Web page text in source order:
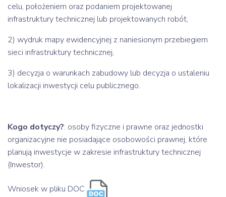
celu, położeniem oraz podaniem projektowanej
infrastruktury technicznej lub projektowanych robót,
2) wydruk mapy ewidencyjnej z naniesionym przebiegiem
sieci infrastruktury technicznej,
3) decyzja o warunkach zabudowy lub decyzja o ustaleniu
lokalizacji inwestycji celu publicznego.
Kogo dotyczy?: osoby fizyczne i prawne oraz jednostki
organizacyjne nie posiadające osobowości prawnej, które
planują inwestycje w zakresie infrastruktury technicznej
(Inwestor).
Wniosek w pliku DOC